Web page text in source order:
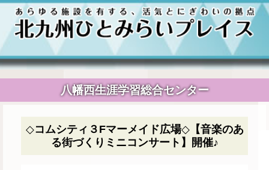
八幡西生涯学習総合センター
◇コムシティ３Fマーメイド広場◇【音楽のあ
る街づくりミニコンサート】開催♪